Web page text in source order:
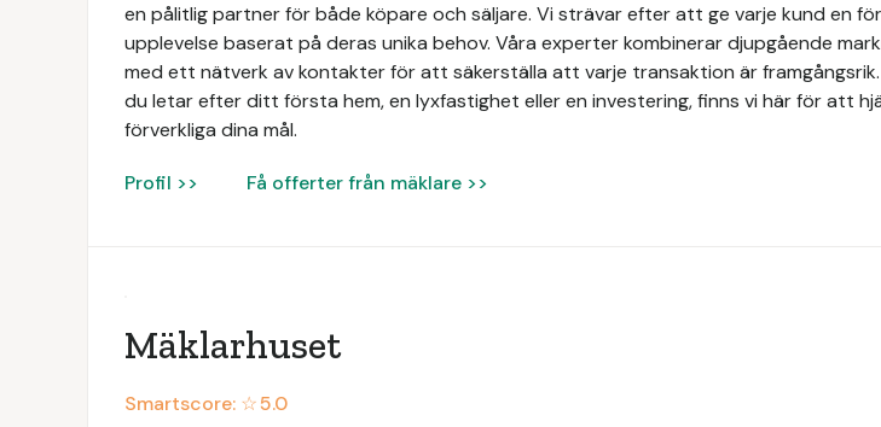
en pålitlig partner för både köpare och säljare. Vi strävar efter att ge varje kund en
upplevelse baserat på deras unika behov. Våra experter kombinerar djupgående
med ett nätverk av kontakter för att säkerställa att varje transaktion är
du letar efter ditt första hem, en lyxfastighet eller en investering, finns vi här för att
förverkliga dina mål.
Profil >> Få offerter från mäklare >>
Mäklarhuset
Smartscore: ☆5.0